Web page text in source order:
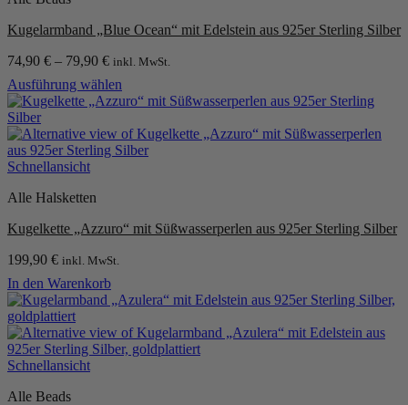
Kugelarmband „Blue Ocean“ mit Edelstein aus 925er Sterling Silber
74,90 € – 79,90 € inkl. MwSt.
Ausführung wählen
Dieses
Produkt
weist
mehrere
Varianten
Die
können
der
Produktseite
gewählt
werden
Schnellansicht
Alle Halsketten
Kugelkette „Azzuro“ mit Süßwasserperlen aus 925er Sterling Silber
199,90 € inkl. MwSt.
In den Warenkorb
Schnellansicht
Alle Beads